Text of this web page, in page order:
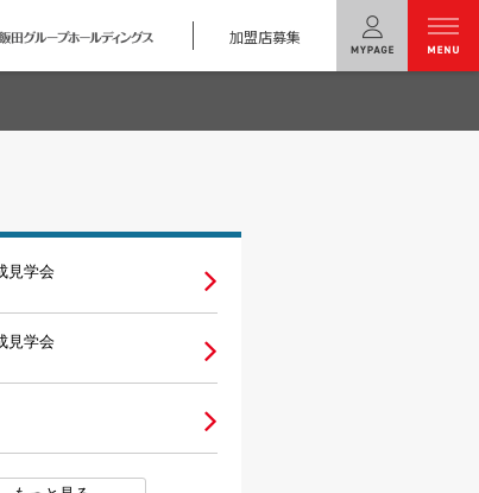
加盟店募集
サル
ロジー
例
レーション
見学会
見学会